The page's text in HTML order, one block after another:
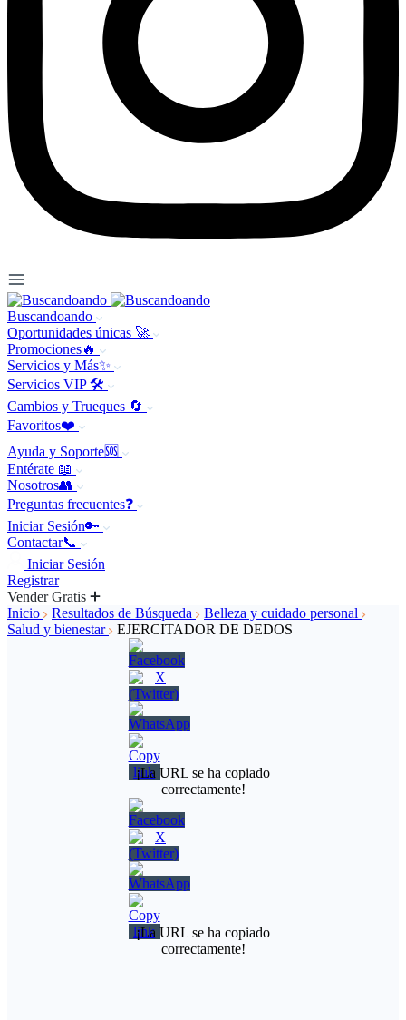
Buscandoando
Oportunidades únicas 🚀
Promociones🔥
Servicios y Más✨
Servicios VIP 🛠️
Cambios y Trueques 🔄
Favoritos❤️
Ayuda y Soporte🆘
Entérate 📖
Nosotros👥
Preguntas frecuentes❓
Iniciar Sesión🔑
Contactar📞
Iniciar Sesión
Registrar
Vender Gratis
Inicio
Resultados de Búsqueda
Belleza y cuidado personal
Salud y bienestar
EJERCITADOR DE DEDOS
¡La URL se ha copiado
correctamente!
¡La URL se ha copiado
correctamente!